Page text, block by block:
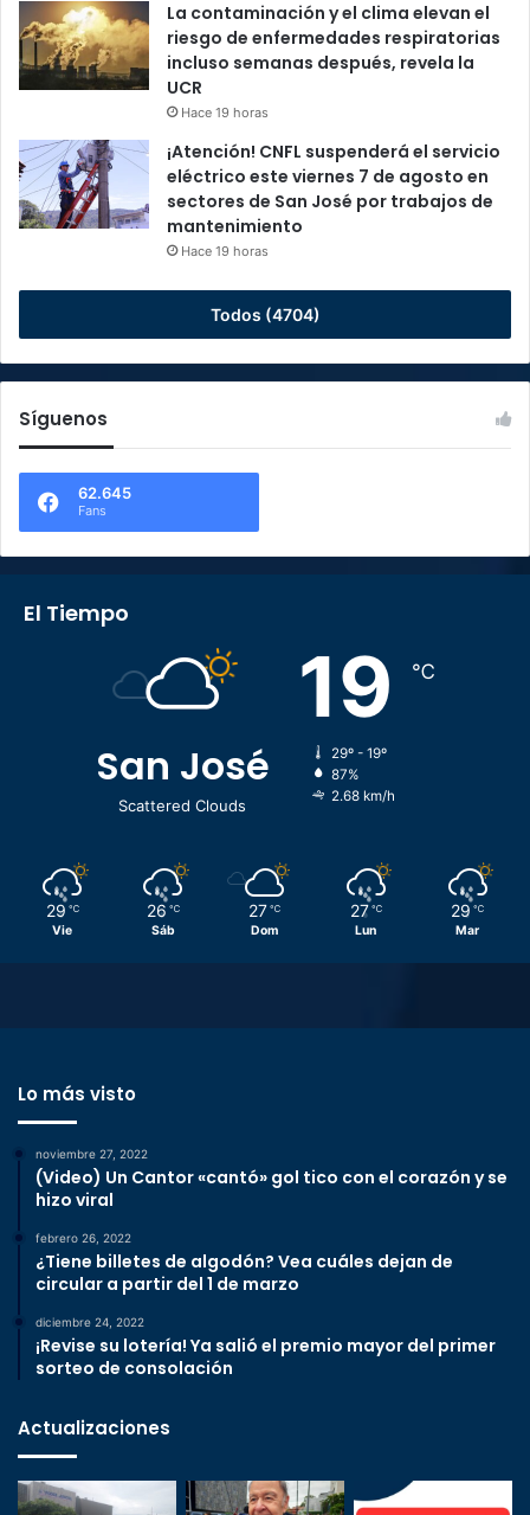
La contaminación y el clima elevan el
riesgo de enfermedades respiratorias
incluso semanas después, revela la
UCR
Hace 19 horas
¡Atención! CNFL suspenderá el servicio
eléctrico este viernes 7 de agosto en
sectores de San José por trabajos de
mantenimiento
Hace 19 horas
Todos (4704)
Síguenos
62.645
Fans
El Tiempo
San José
Scattered Clouds
19 ℃
29º - 19º
87%
2.68 km/h
29 ℃
Vie
26 ℃
Sáb
27 ℃
Dom
27 ℃
Lun
29 ℃
Mar
Lo más visto
noviembre 27, 2022
(Video) Un Cantor «cantó» gol tico con el corazón y se
hizo viral
febrero 26, 2022
¿Tiene billetes de algodón? Vea cuáles dejan de
circular a partir del 1 de marzo
diciembre 24, 2022
¡Revise su lotería! Ya salió el premio mayor del primer
sorteo de consolación
Actualizaciones